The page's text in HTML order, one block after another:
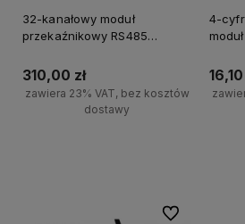
32-kanałowy moduł
przekaźnikowy RS485
310,00 zł
zawiera 23% VAT, bez kosztów
dostawy
4-
16,10
Do ulubionych